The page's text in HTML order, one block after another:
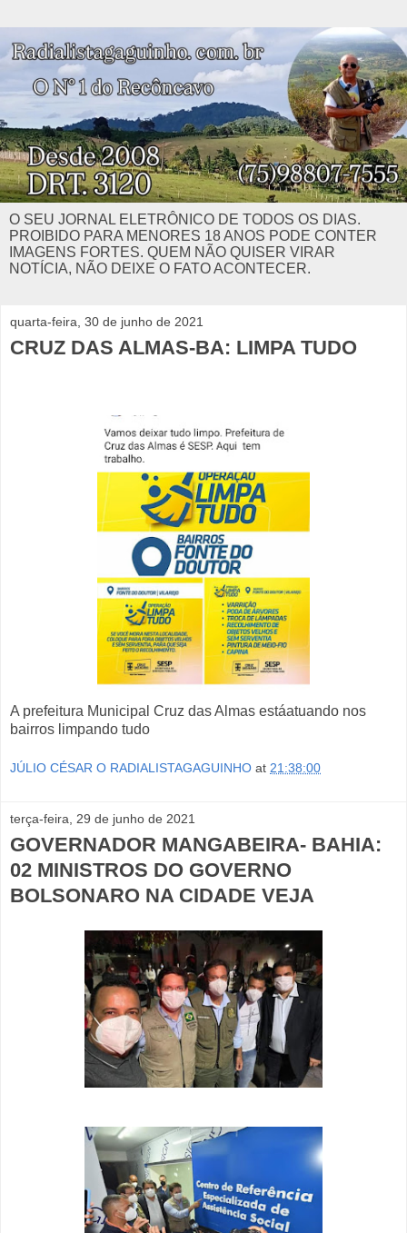
O SEU JORNAL ELETRÔNICO DE TODOS OS DIAS.
PROIBIDO PARA MENORES 18 ANOS PODE CONTER
IMAGENS FORTES. QUEM NÃO QUISER VIRAR
NOTÍCIA, NÃO DEIXE O FATO ACONTECER.
quarta-feira, 30 de junho de 2021
CRUZ DAS ALMAS-BA: LIMPA TUDO
A prefeitura Municipal Cruz das Almas estáatuando nos
bairros limpando tudo
JÚLIO CÉSAR O RADIALISTAGAGUINHO at 21:38:00
terça-feira, 29 de junho de 2021
GOVERNADOR MANGABEIRA- BAHIA:
02 MINISTROS DO GOVERNO
BOLSONARO NA CIDADE VEJA